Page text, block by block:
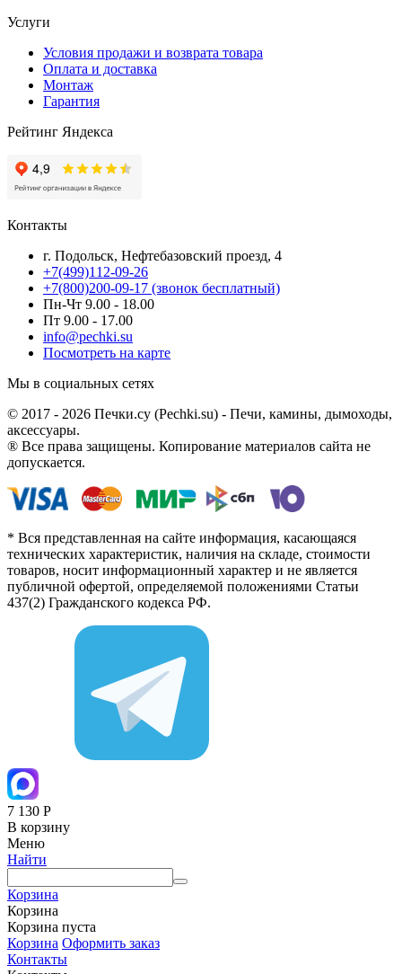
Услуги
Условия продажи и возврата товара
Оплата и доставка
Монтаж
Гарантия
Рейтинг Яндекса
Контакты
г. Подольск, Нефтебазовский проезд, 4
+7(499)112-09-26
+7(800)200-09-17 (звонок бесплатный)
Пн-Чт 9.00 - 18.00
Пт 9.00 - 17.00
info@pechki.su
Посмотреть на карте
Мы в социальных сетях
© 2017 - 2026 Печки.су (Pechki.su) - Печи, камины, дымоходы,
аксессуары.
® Все права защищены. Копирование материалов сайта не
допускается.
* Вся представленная на сайте информация, касающаяся
технических характеристик, наличия на складе, стоимости
товаров, носит информационный характер и не является
публичной офертой, определяемой положениями Статьи
437(2) Гражданского кодекса РФ.
7 130 Р
В корзину
Меню
Найти
Корзина
Корзина
Корзина пуста
Корзина Оформить заказ
Контакты